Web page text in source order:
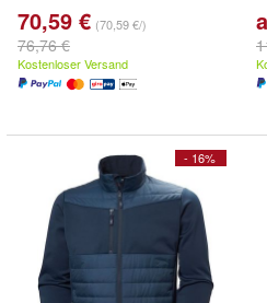
70,59 € (70,59 €/)
76,76 €
Kostenloser Versand
- 16%